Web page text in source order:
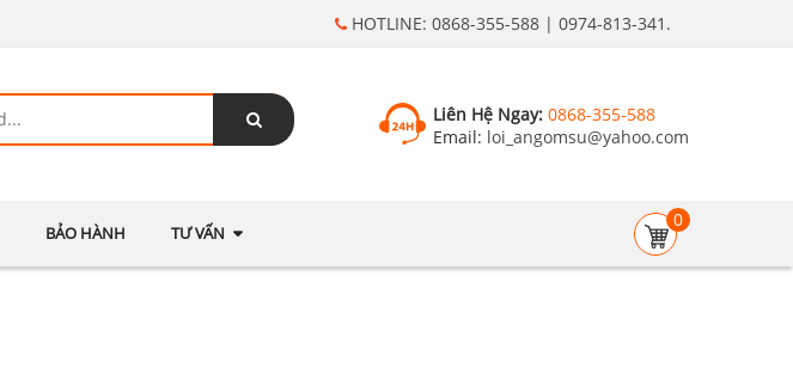
HOTLINE: 0868-355-588 | 0974-813-341.
Liên Hệ Ngay: 0868-355-588
Email: loi_angomsu@yahoo.com
BẢO HÀNH TƯ VẤN
0